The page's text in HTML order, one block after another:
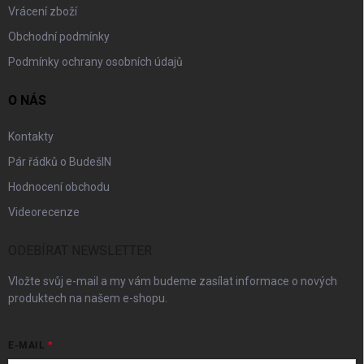
Vrácení zboží
Obchodní podmínky
Podmínky ochrany osobních údajů
O NÁS
Kontakty
Pár řádků o BudešIN
Hodnocení obchodu
Videorecenze
Vložte svůj e-mail a my vám budeme zasílat informace o nových
produktech na našem e-shopu.
E-MAIL